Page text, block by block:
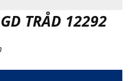
TRÅD 12292